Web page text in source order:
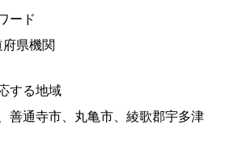
ード
県機関
する地域
善通寺市、丸亀市、綾歌郡宇多津